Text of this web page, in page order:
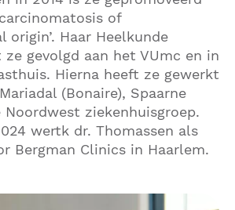
of
origin’. Haar Heelkunde
gevolgd aan het VUmc en in
Hierna heeft ze gewerkt
(Bonaire), Spaarne
Noordwest ziekenhuisgroep.
wertk dr. Thomassen als
Bergman Clinics in Haarlem.